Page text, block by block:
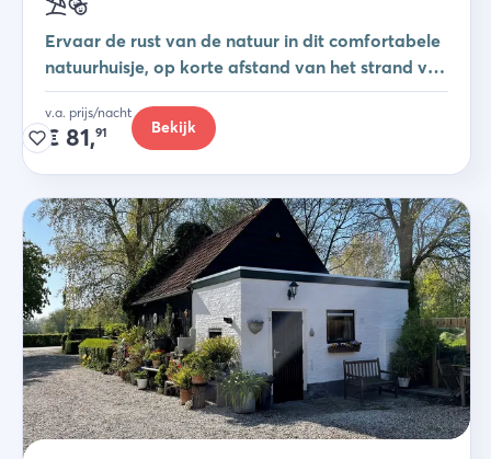
Ervaar de rust van de natuur in dit comfortabele
natuurhuisje, op korte afstand van het strand van
Dishoek
v.a. prijs/nacht
€ 81,91 Bekijk